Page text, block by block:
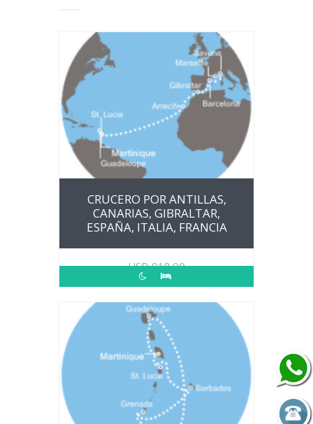
CRUCERO POR ANTILLAS,
CANARIAS, GIBRALTAR,
ESPAÑA, ITALIA, FRANCIA
USD918.00